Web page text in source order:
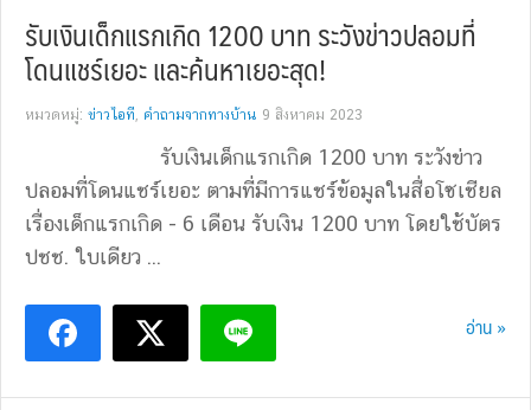
รับเงินเด็กแรกเกิด 1200 บาท ระวังข่าวปลอมที่
โดนแชร์เยอะ และค้นหาเยอะสุด!
หมวดหมู่: ข่าวไอที, คำถามจากทางบ้าน 9 สิงหาคม 2023
รับเงินเด็กแรกเกิด 1200 บาท ระวังข่าว
ปลอมที่โดนแชร์เยอะ ตามที่มีการแชร์ข้อมูลในสื่อโซเชียล
เรื่องเด็กแรกเกิด - 6 เดือน รับเงิน 1200 บาท โดยใช้บัตร
ปชช. ใบเดียว ...
อ่าน »